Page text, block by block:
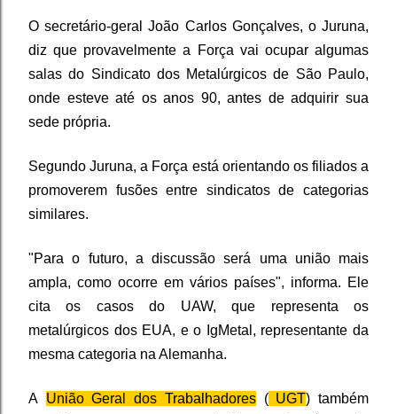
O secretário-geral João Carlos Gonçalves, o Juruna,
diz que provavelmente a Força vai ocupar algumas
salas do Sindicato dos Metalúrgicos de São Paulo,
onde esteve até os anos 90, antes de adquirir sua
sede própria.
Segundo Juruna, a Força está orientando os filiados a
promoverem fusões entre sindicatos de categorias
similares.
"Para o futuro, a discussão será uma união mais
ampla, como ocorre em vários países", informa. Ele
cita os casos do UAW, que representa os
metalúrgicos dos EUA, e o IgMetal, representante da
mesma categoria na Alemanha.
A União Geral dos Trabalhadores ( UGT) também